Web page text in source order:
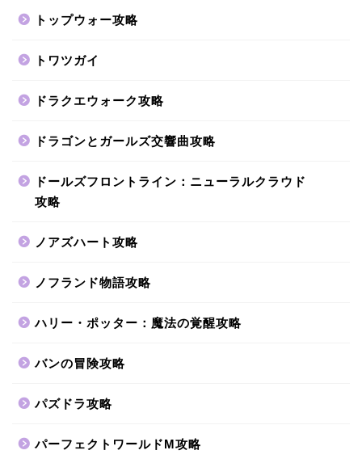
トップウォー攻略
トワツガイ
ドラクエウォーク攻略
ドラゴンとガールズ交響曲攻略
ドールズフロントライン：ニューラルクラウド
攻略
ノアズハート攻略
ノフランド物語攻略
ハリー・ポッター：魔法の覚醒攻略
バンの冒険攻略
パズドラ攻略
パーフェクトワールドM攻略